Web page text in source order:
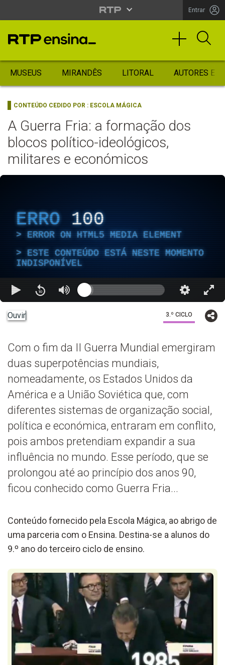
Entrar
MUSEUS MIRANDÊS LITORAL AUTORES
CONTEÚDO CEDIDO POR : ESCOLA MÁGICA
A Guerra Fria: a formação dos
blocos político-ideológicos,
militares e económicos
ERRO 100
ERROR ON HTML5 MEDIA ELEMENT
ESTE CONTEÚDO ESTÁ NESTE MOMENTO
INDISPONÍVEL
Ouvir 3.º CICLO
Com o fim da II Guerra Mundial emergiram
duas superpotências mundiais,
nomeadamente, os Estados Unidos da
América e a União Soviética que, com
diferentes sistemas de organização social,
política e económica, entraram em conflito,
pois ambos pretendiam expandir a sua
influência no mundo. Esse período, que se
prolongou até ao princípio dos anos 90,
ficou conhecido como Guerra Fria...
Conteúdo fornecido pela Escola Mágica, ao abrigo de
uma parceria com o Ensina. Destina-se a alunos do
9.º ano do terceiro ciclo de ensino.